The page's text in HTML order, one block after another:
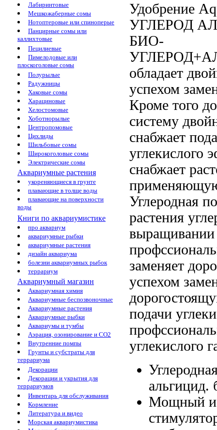
Лабиринтовые
Мешкожаберные сомы
Нотоптеровые или спиноперые
Панцирные сомы или
каллихтовые
Пецилиевые
Пимелодовые или
плоскоголовые сомы
Полурылые
Радужницы
Хаковые сомы
Харациновые
Хелостомовые
Хоботнорылые
Центропомовые
Цихлиды
Шильбовые сомы
Широкоголовые сомы
Электрические сомы
Аквариумные растения
укореняющиеся в грунте
плавающие в толще воды
плавающие на поверхности
воды
Книги по аквариумистике
про аквариум
аквариумные рыбки
аквариумные растения
дизайн аквариума
болезни аквариумных рыбок
террариум
Аквариумный магазин
Аквариумная химия
Аквариумные беспозвоночные
Аквариумные растения
Аквариумные рыбки
Аквариумы и тумбы
Аэрация, озонирование и CO2
Внутренние помпы
Грунты и субстраты для
террариума
Декорации
Декорации и укрытия для
террариумов
Инвентарь для обслуживания
Кормление
Литература и видео
Морская аквариумистика
Удобрение
УГЛЕРОД
БИО-
обладает
успехом
Кроме того
систему
снабжает
углекислого
снабжает
Углеродная
растения
выращивании
заменяет
успехом
подачи
углекислого
альгицид.
Мощный